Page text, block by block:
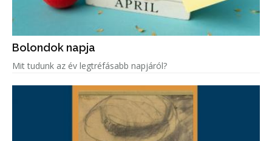
Bolondok napja
Mit tudunk az év legtréfásabb napjáról?